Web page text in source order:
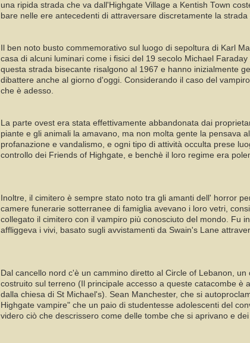
una ripida strada che va dall'Highgate Village a Kentish Town
bare nelle ere antecedenti di attraversare discretamente la
Il ben noto busto commemorativo sul luogo di sepoltura di Karl
casa di alcuni luminari come i fisici del 19 secolo Michael
questa strada bisecante risalgono al 1967 e hanno inizialmente
dibattere anche al giorno d'oggi. Considerando il caso del
che è adesso.
La parte ovest era stata effettivamente abbandonata dai
piante e gli animali la amavano, ma non molta gente la pensava
profanazione e vandalismo, e ogni tipo di attività occulta prese
controllo dei Friends of Highgate, e benchè il loro regime era
Inoltre, il cimitero è sempre stato noto tra gli amanti dell' horror
camere funerarie sotterranee di famiglia avevano i loro vetri,
collegato il cimitero con il vampiro più conosciuto del mondo. Fu
affliggeva i vivi, basato sugli avvistamenti da Swain's Lane
Dal cancello nord c'è un cammino diretto al Circle of Lebanon,
costruito sul terreno (Il principale accesso a queste catacombe è
dalla chiesa di St Michael's). Sean Manchester, che si
Highgate vampire" che un paio di studentesse adolescenti del
videro ciò che descrissero come delle tombe che si aprivano e